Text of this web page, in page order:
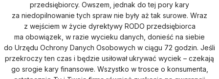
przedsiębiorcy. Owszem, jednak do tej pory kary
za niedopilnowanie tych spraw nie były aż tak surowe. Wraz
z wejściem w życie dyrektywy RODO przedsiębiorca
ma obowiązek, w razie wycieku danych, donieść na siebie
do Urzędu Ochrony Danych Osobowych w ciągu 72 godzin. Jeśli
przekroczy ten czas i będzie usiłował ukrywać wyciek – czekają
go srogie kary finansowe. Wszystko w trosce o konsumenta,